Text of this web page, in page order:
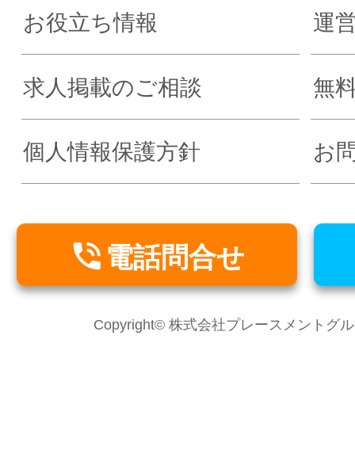
お役立ち情報 運
求人掲載のご相談 無
個人情報保護方針 お
 電話問合せ
Copyright© 株式会社プレースメントグ